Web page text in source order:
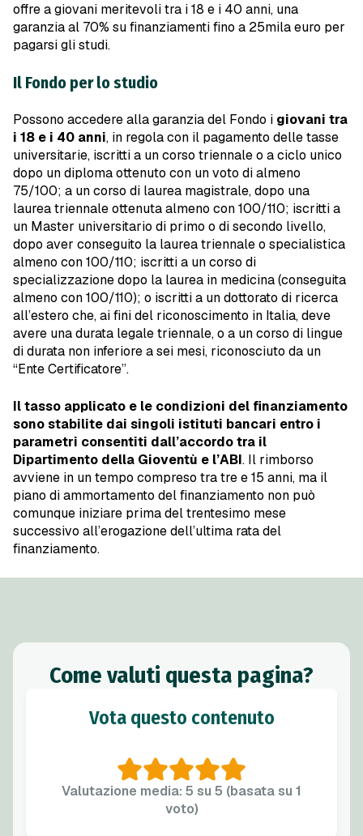
offre a giovani meritevoli tra i 18 e i 40 anni, una
garanzia al 70% su finanziamenti fino a 25mila euro per
pagarsi gli studi.
Il Fondo per lo studio
Possono accedere alla garanzia del Fondo i giovani tra
i 18 e i 40 anni, in regola con il pagamento delle tasse
universitarie, iscritti a un corso triennale o a ciclo unico
dopo un diploma ottenuto con un voto di almeno
75/100; a un corso di laurea magistrale, dopo una
laurea triennale ottenuta almeno con 100/110; iscritti a
un Master universitario di primo o di secondo livello,
dopo aver conseguito la laurea triennale o specialistica
almeno con 100/110; iscritti a un corso di
specializzazione dopo la laurea in medicina (conseguita
almeno con 100/110); o iscritti a un dottorato di ricerca
all’estero che, ai fini del riconoscimento in Italia, deve
avere una durata legale triennale, o a un corso di lingue
di durata non inferiore a sei mesi, riconosciuto da un
“Ente Certificatore”.
Il tasso applicato e le condizioni del finanziamento
sono stabilite dai singoli istituti bancari entro i
parametri consentiti dall’accordo tra il
Dipartimento della Gioventù e l’ABI. Il rimborso
avviene in un tempo compreso tra tre e 15 anni, ma il
piano di ammortamento del finanziamento non può
comunque iniziare prima del trentesimo mese
successivo all’erogazione dell’ultima rata del
finanziamento.
Come valuti questa pagina?
Vota questo contenuto
Valutazione media: 5 su 5 (basata su 1
voto)